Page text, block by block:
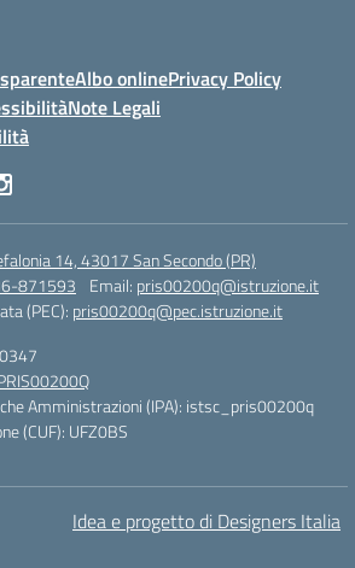
Albo onlinePrivacy Policy
Note Legali
14, 43017 San Secondo (PR)
871593 Email: pris00200q@istruzione.it
(PEC): pris00200q@pec.istruzione.it
Amministrazioni (IPA): istsc_pris00200q
(CUF): UFZ0BS
Idea e progetto di Designers Italia